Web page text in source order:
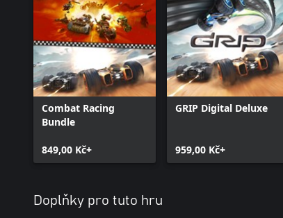
Combat Racing
Bundle
849,00 Kč+
GRIP Digital Deluxe
959,00 Kč+
Doplňky pro tuto hru